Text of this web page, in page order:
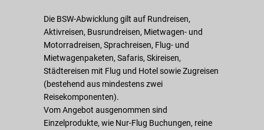
Die BSW-Abwicklung gilt auf Rundreisen,
Aktivreisen, Busrundreisen, Mietwagen- und
Motorradreisen, Sprachreisen, Flug- und
Mietwagenpaketen, Safaris, Skireisen,
Städtereisen mit Flug und Hotel sowie Zugreisen
(bestehend aus mindestens zwei
Reisekomponenten).
Vom Angebot ausgenommen sind
Einzelprodukte, wie Nur-Flug Buchungen, reine